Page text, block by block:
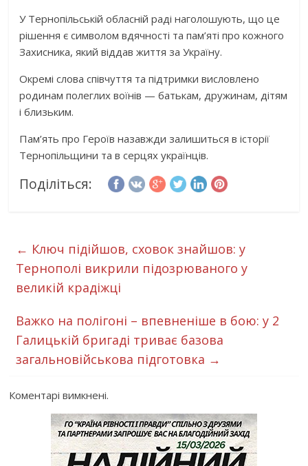
У Тернопільській обласній раді наголошують, що це
рішення є символом вдячності та пам’яті про кожного
Захисника, який віддав життя за Україну.
Окремі слова співчуття та підтримки висловлено
родинам полеглих воїнів — батькам, дружинам, дітям
і близьким.
Пам’ять про Героїв назавжди залишиться в історії
Тернопільщини та в серцях українців.
Поділіться:
← Ключ підійшов, сховок знайшов: у
Тернополі викрили підозрюваного у
великій крадіжці
Важко на полігоні – впевненіше в бою: у 2
Галицькій бригаді триває базова
загальновійськова підготовка →
Коментарі вимкнені.